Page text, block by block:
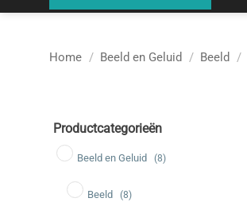
Home / Beeld en Geluid / Beeld /
Productcategorieën
Beeld en Geluid (8)
Beeld (8)